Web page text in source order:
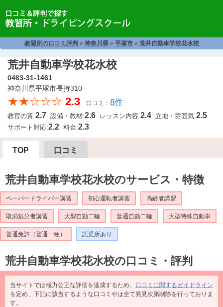
教習所の口コミ評判 » 神奈川県» 平塚市» 荒井自動車学校花水校
荒井自動車学校花水校
0463-31-1461
神奈川県平塚市長持310
★★☆☆☆ 2.3 口コミ： 8件
教官の質:2.7 設備・教材:2.6 レッスン内容:2.4 立地・雰囲気:2.5
サポート対応:2.2 料金:2.3
TOP 口コミ
荒井自動車学校花水校のサービス・特徴
ペーパードライバー講習 初心運転者講習 高齢者講習
取消処分者講習 大型自動二輪 普通自動二輪 大型特殊自動車
普通免許（普通一種） 託児所あり
荒井自動車学校花水校の口コミ・評判
当サイトでは極力公正な評価を達成するため、 口コミに関するガイドライン
を定め、下記に該当するような口コミやは全て発見次第削除を行っておりま
す。